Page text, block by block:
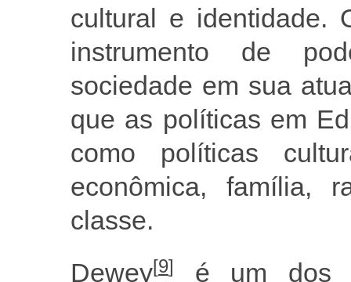
cultural e identidade.
instrumento de
sociedade em sua
que as políticas em
como políticas
econômica, família,
classe.
Dewey[9] é um dos